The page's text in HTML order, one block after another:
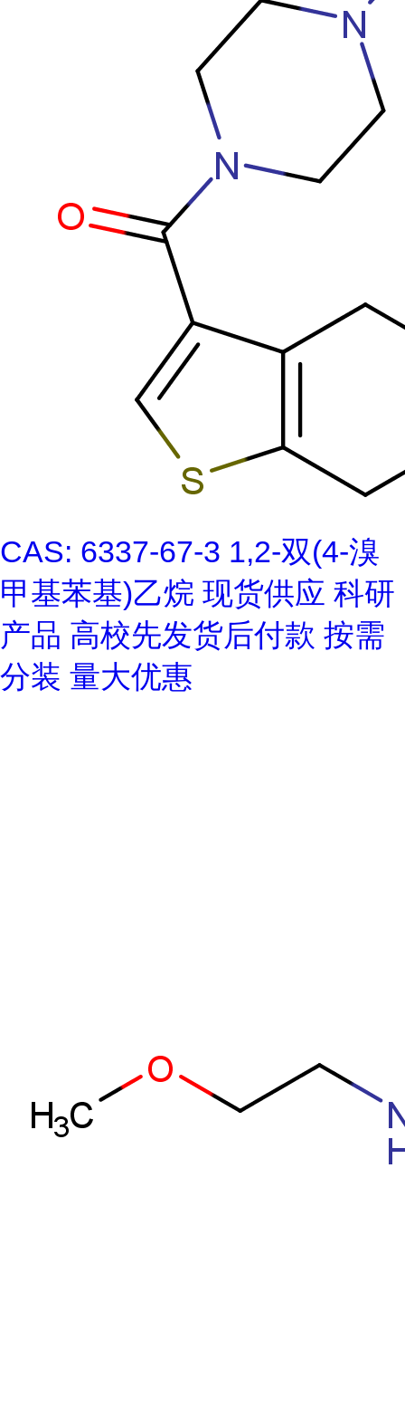
CAS: 6337-67-3 1,2-双(4-溴
甲基苯基)乙烷 现货供应 科研
产品 高校先发货后付款 按需
分装 量大优惠